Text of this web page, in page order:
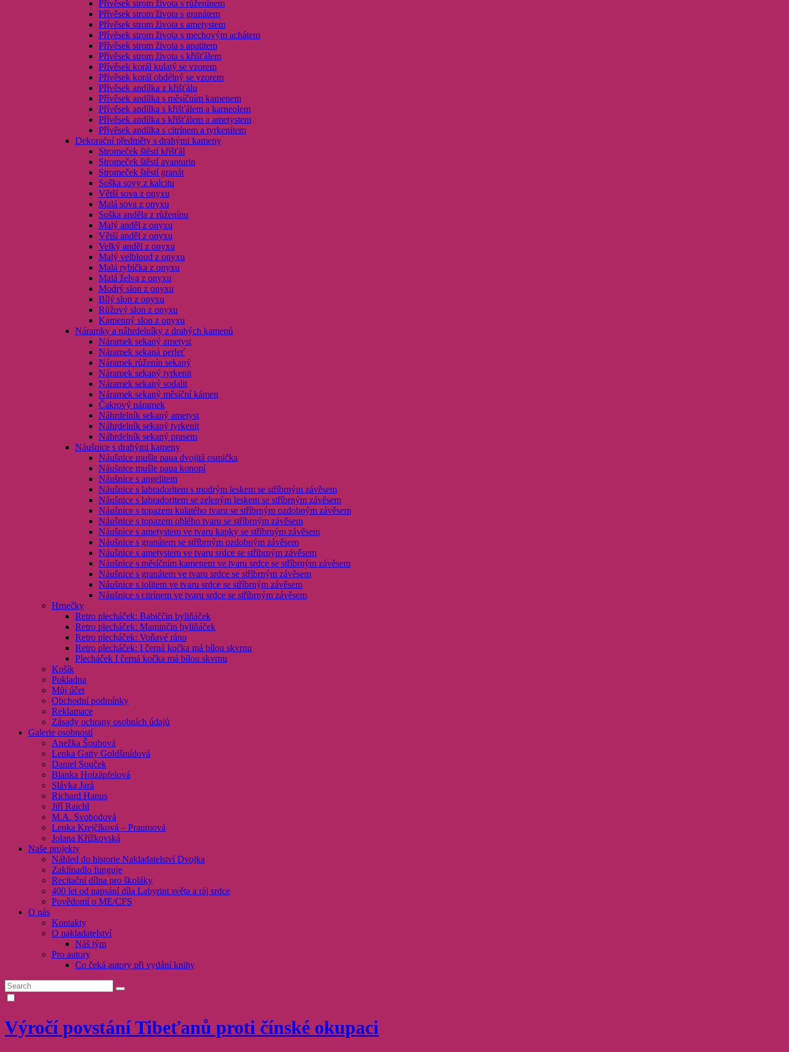
Přívěsek strom života s růženínem
Přívěsek strom života s granátem
Přívěsek strom života s ametystem
Přívěsek strom života s mechovým achátem
Přívěsek strom života s apatitem
Přívěsek strom života s křišťálem
Přívěsek korál kulatý se vzorem
Přívěsek korál obdélný se vzorem
Přívěsek andílka z křišťálu
Přívěsek andílka s měsíčním kamenem
Přívěsek andílka s křišťálem a karneolem
Přívěsek andílka s křišťálem a ametystem
Přívěsek andílka s citrínem a tyrkenitem
Dekorační předměty s drahými kameny
Stromeček štěstí křišťál
Stromeček štěstí avanturin
Stromeček štěstí granát
Soška sovy z kalcitu
Větší sova z onyxu
Malá sova z onyxu
Soška anděla z růženínu
Malý anděl z onyxu
Větší anděl z onyxu
Velký anděl z onyxu
Malý velbloud z onyxu
Malá rybička z onyxu
Malá želva z onyxu
Modrý slon z onyxu
Bílý slon z onyxu
Růžový slon z onyxu
Kamenný slon z onyxu
Náramky a náhrdelníky z drahých kamenů
Náramek sekaný ametyst
Náramek sekaná perleť
Náramek růženín sekaný
Náramek sekaný tyrkenit
Náramek sekaný sodalit
Náramek sekaný měsíční kámen
Čakrový náramek
Náhrdelník sekaný ametyst
Náhrdelník sekaný tyrkenit
Náhrdelník sekaný prasem
Náušnice s drahými kameny
Náušnice mušle paua dvojitá osmička
Náušnice mušle paua konopí
Náušnice s angelitem
Náušnice s labradoritem s modrým leskem se stříbrným závěsem
Náušnice s labradoritem se zeleným leskem se stříbrným závěsem
Náušnice s topazem kulatého tvaru se stříbrným ozdobným závěsem
Náušnice s topazem oblého tvaru se stříbrným závěsem
Náušnice s ametystem ve tvaru kapky se stříbrným závěsem
Náušnice s granátem se stříbrným ozdobným závěsem
Náušnice s ametystem ve tvaru srdce se stříbrným závěsem
Náušnice s měsíčním kamenem ve tvaru srdce se stříbrným závěsem
Náušnice s granátem ve tvaru srdce se stříbrným závěsem
Náušnice s iolitem ve tvaru srdce se stříbrným závěsem
Náušnice s citrínem ve tvaru srdce se stříbrným závěsem
Hrnečky
Retro plecháček: Babiččin byliňáček
Retro plecháček: Maminčin byliňáček
Retro plecháček: Voňavé ráno
Retro plecháček: I černá kočka má bílou skvrnu
Plecháček I černá kočka má bílou skvrnu
Košík
Pokladna
Můj účet
Obchodní podmínky
Reklamace
Zásady ochrany osobních údajů
Galerie osobností
Anežka Šoubová
Lenka Gatty Goldšmídová
Daniel Souček
Blanka Holzäpfelová
Slávka Jará
Richard Hanus
Jiří Raichl
M.A. Svobodová
Lenka Krejčíková – Praumová
Jolana Křížkovská
Naše projekty
Náhled do historie Nakladatelství Dvojka
Zaklínadlo funguje
Recitační dílna pro školáky
400 let od napsání díla Labyrint světa a ráj srdce
Povědomí o ME/CFS
O nás
Kontakty
O nakladatelství
Náš tým
Pro autory
Co čeká autory při vydání knihy
Výročí povstání Tibeťanů proti čínské okupaci